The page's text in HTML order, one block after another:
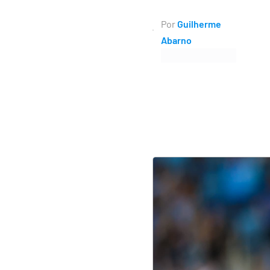
PorGuilherme
Abarno